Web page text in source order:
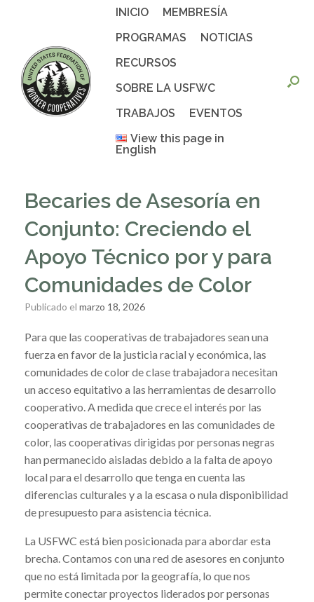
INICIO
MEMBRESÍA
PROGRAMAS
NOTICIAS
RECURSOS
SOBRE LA USFWC
TRABAJOS
EVENTOS
View this page in
English
Becaries de Asesoría en
Conjunto: Creciendo el
Apoyo Técnico por y para
Comunidades de Color
Publicado el marzo 18, 2026
Para que las cooperativas de trabajadores sean una
fuerza en favor de la justicia racial y económica, las
comunidades de color de clase trabajadora necesitan
un acceso equitativo a las herramientas de desarrollo
cooperativo. A medida que crece el interés por las
cooperativas de trabajadores en las comunidades de
color, las cooperativas dirigidas por personas negras
han permanecido aisladas debido a la falta de apoyo
local para el desarrollo que tenga en cuenta las
diferencias culturales y a la escasa o nula disponibilidad
de presupuesto para asistencia técnica.
La USFWC está bien posicionada para abordar esta
brecha. Contamos con una red de asesores en conjunto
que no está limitada por la geografía, lo que nos
permite conectar proyectos liderados por personas